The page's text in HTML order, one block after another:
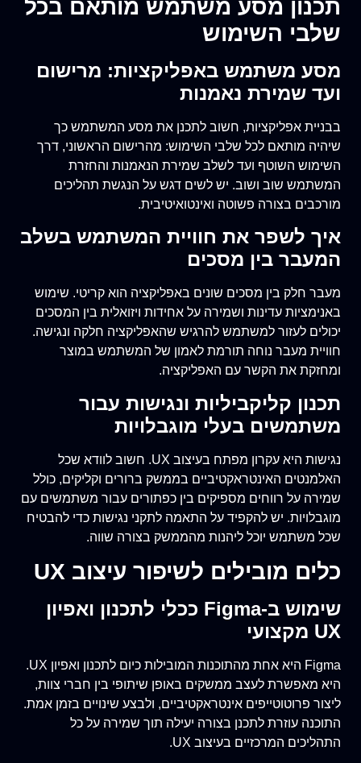
תכנון מסע משתמש מותאם בכל
שלבי השימוש
מסע משתמש באפליקציות: מרישום
ועד שמירת נאמנות
בבניית אפליקציות, חשוב לתכנן את מסע המשתמש כך
שיהיה מותאם לכל שלבי השימוש: מהרישום הראשוני, דרך
השימוש השוטף ועד לשלב שמירת הנאמנות והחזרת
המשתמש שוב ושוב. יש לשים דגש על הנגשת תהליכים
מורכבים בצורה פשוטה ואינטואיטיבית.
איך לשפר את חוויית המשתמש בשלב
המעבר בין מסכים
מעבר חלק בין מסכים שונים באפליקציה הוא קריטי. שימוש
באנימציות עדינות ושמירה על אחידות ויזואלית בין המסכים
יכולים לעזור למשתמש להרגיש שהאפליקציה חלקה ונגישה.
חוויית מעבר נוחה תורמת לאמון של המשתמש במוצר
ומחזקת את הקשר עם האפליקציה.
תכנון קליקביליות ונגישות עבור
משתמשים בעלי מוגבלויות
נגישות היא עקרון מפתח בעיצוב UX. חשוב לוודא שכל
האלמנטים האינטראקטיביים בממשק ברורים וקליקים, כולל
שמירה על רווחים מספיקים בין כפתורים עבור משתמשים עם
מוגבלויות. יש להקפיד על התאמה לתקני נגישות כדי להבטיח
שכל משתמש יוכל ליהנות מהממשק בצורה שווה.
כלים מובילים לשיפור עיצוב UX
שימוש ב-Figma ככלי לתכנון ואפיון
UX מקצועי
Figma היא אחת מהתוכנות המובילות כיום לתכנון ואפיון UX.
היא מאפשרת לעצב ממשקים באופן שיתופי בין חברי צוות,
ליצור פרוטוטייפים אינטראקטיביים, ולבצע שינויים בזמן אמת.
התוכנה עוזרת לתכנן בצורה יעילה תוך שמירה על כל
התהליכים המרכזיים בעיצוב UX.